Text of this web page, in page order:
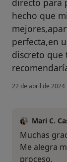
directo para
hecho que
perfecta,en
discreto que
22 de abril de 2024
Mari C.
Muchas
Me alegra
proceso.